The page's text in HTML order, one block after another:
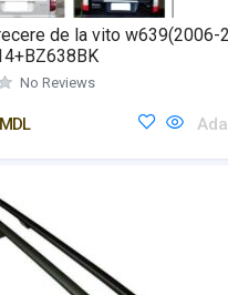
de la vito w639(2006-
No Reviews
MDL